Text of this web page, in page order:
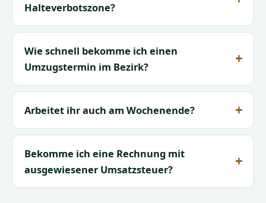
Halteverbotszone?
Wie schnell bekomme ich einen
Umzugstermin im Bezirk?
Arbeitet ihr auch am Wochenende?
Bekomme ich eine Rechnung mit
ausgewiesener Umsatzsteuer?